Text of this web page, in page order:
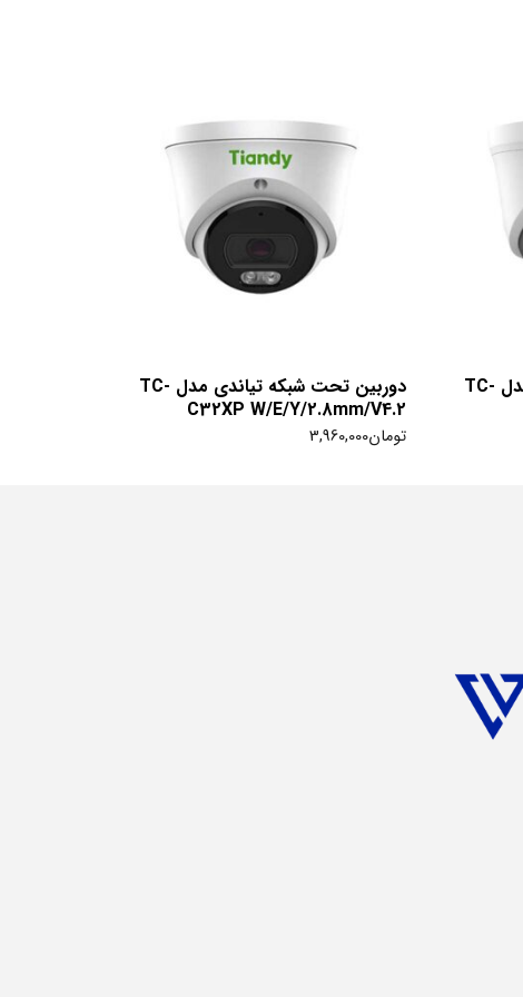
دوربین تحت شبکه تیاندی مدل TC-
دوربین تحت شبکه تیاندی مدل TC-
C32XP W/E/Y/2.8mm/V4.2
تومان3,960,000